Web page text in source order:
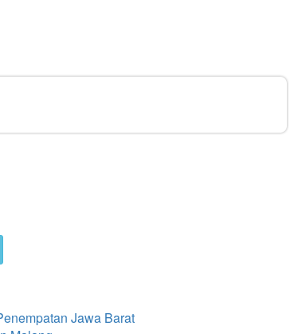
Jawa Barat